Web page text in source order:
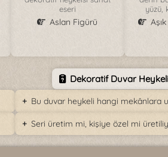
eseri
Aslan Figürü
yüzü,
Dekoratif Duvar
Bu duvar heykeli hangi mekânlara
Seri üretim mi, kişiye özel mi